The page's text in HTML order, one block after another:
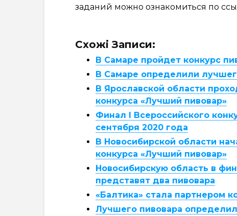
заданий можно ознакомиться по
Схожі Записи:
В Самаре пройдет конкурс
В Самаре определили
В Ярославской области
конкурса «Лучший пивовар»
Финал I Всероссийского
сентября 2020 года
В Новосибирской области
конкурса «Лучший пивовар»
Новосибирскую область в
представят два пивовара
«Балтика» стала партнером
Лучшего пивовара